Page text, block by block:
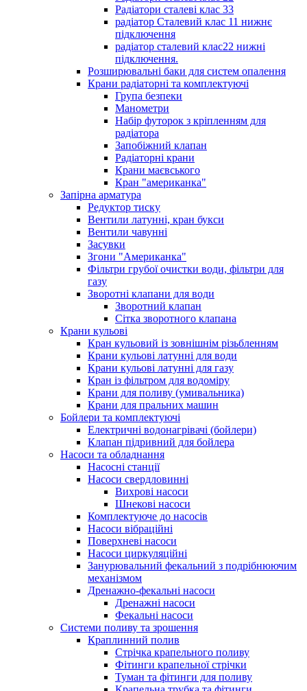
Радіатори сталеві клас 33
радіатор Сталевий клас 11 нижнє
підключення
радіатор сталевий клас22 нижні
підключення.
Розширювальні баки для систем опалення
Крани радіаторні та комплектуючі
Група безпеки
Манометри
Набір футорок з кріпленням для
радіатора
Запобіжний клапан
Радіаторні крани
Крани маєвського
Кран "американка"
Запірна арматура
Редуктор тиску
Вентили латунні, кран букси
Вентили чавунні
Засувки
Згони "Американка"
Фільтри грубої очистки води, фільтри для
газу
Зворотні клапани для води
Зворотний клапан
Сітка зворотного клапана
Крани кульові
Кран кульовий із зовнішнім різьбленням
Крани кульові латунні для води
Крани кульові латунні для газу
Кран із фільтром для водоміру
Крани для поливу (умивальника)
Крани для пральних машин
Бойлери та комплектуючі
Електричні водонагрівачі (бойлери)
Клапан підривний для бойлера
Насоси та обладнання
Насосні станції
Насоси свердловинні
Вихрові насоси
Шнекові насоси
Комплектуюче до насосів
Насоси вібраційні
Поверхневі насоси
Насоси циркуляційні
Занурювальний фекальний з подрібнюючим
механізмом
Дренажно-фекальні насоси
Дренажні насоси
Фекальні насоси
Системи поливу та зрошення
Краплинний полив
Стрічка крапельного поливу
Фітинги крапельної стрічки
Туман та фітинги для поливу